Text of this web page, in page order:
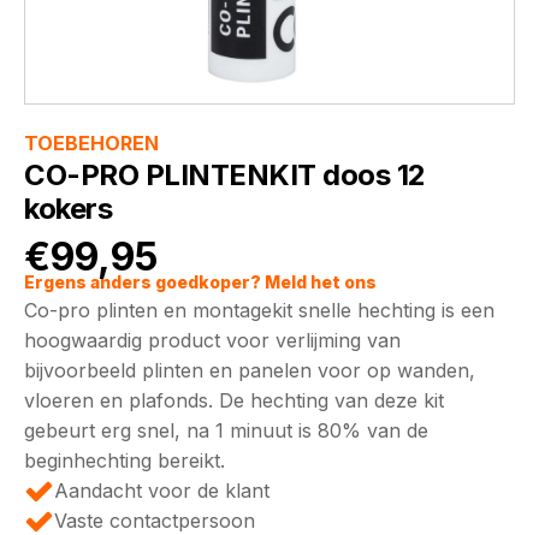
TOEBEHOREN
CO-PRO PLINTENKIT doos 12
kokers
€99,95
Ergens anders goedkoper? Meld het ons
Co-pro plinten en montagekit snelle hechting is een
hoogwaardig product voor verlijming van
bijvoorbeeld plinten en panelen voor op wanden,
vloeren en plafonds. De hechting van deze kit
gebeurt erg snel, na 1 minuut is 80% van de
beginhechting bereikt.
Aandacht voor de klant
Vaste contactpersoon